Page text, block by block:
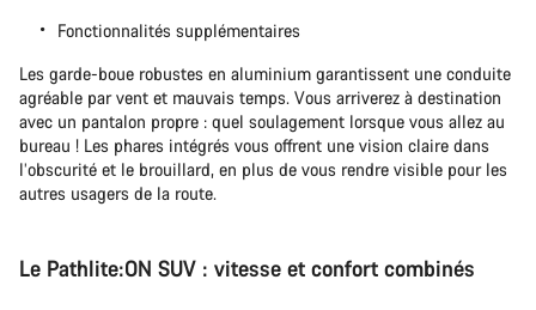
Fonctionnalités supplémentaires
Les garde-boue robustes en aluminium garantissent une conduite
agréable par vent et mauvais temps. Vous arriverez à destination
avec un pantalon propre : quel soulagement lorsque vous allez au
bureau ! Les phares intégrés vous offrent une vision claire dans
l’obscurité et le brouillard, en plus de vous rendre visible pour les
autres usagers de la route.
Le Pathlite:ON SUV : vitesse et confort combinés